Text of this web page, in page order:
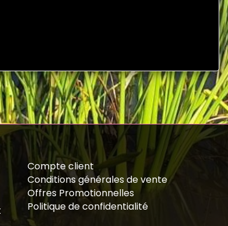
Compte client
Conditions générales de vente
Offres Promotionnelles
Politique de confidentialité